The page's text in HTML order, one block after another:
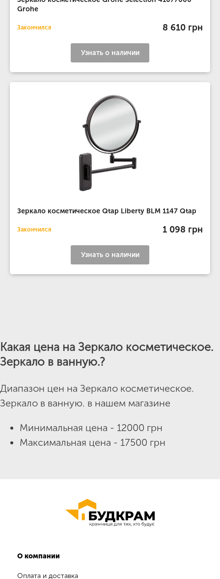
Grohe
Закончился 8 610 грн
Узнать о наличии
Зеркало косметическое Qtap Liberty BLM 1147 Qtap
Закончился 1 098 грн
Узнать о наличии
Какая цена на Зеркало косметическое.
Зеркало в ванную.?
Диапазон цен на Зеркало косметическое.
Зеркало в ванную. в нашем магазине
Минимальная цена - 12000 грн
Максимальная цена - 17500 грн
О компании
Оплата и доставка